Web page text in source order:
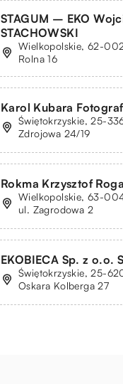
STAGUM – EKO
STACHOWSKI
Wielkopolskie, 62-
Rolna 16
Karol Kubara
Świętokrzyskie, 25-
Zdrojowa 24/19
Rokma Krzysztof
Wielkopolskie, 63-
ul. Zagrodowa 2
EKOBIECA Sp. z o.o.
Świętokrzyskie, 25-
Oskara Kolberga 27